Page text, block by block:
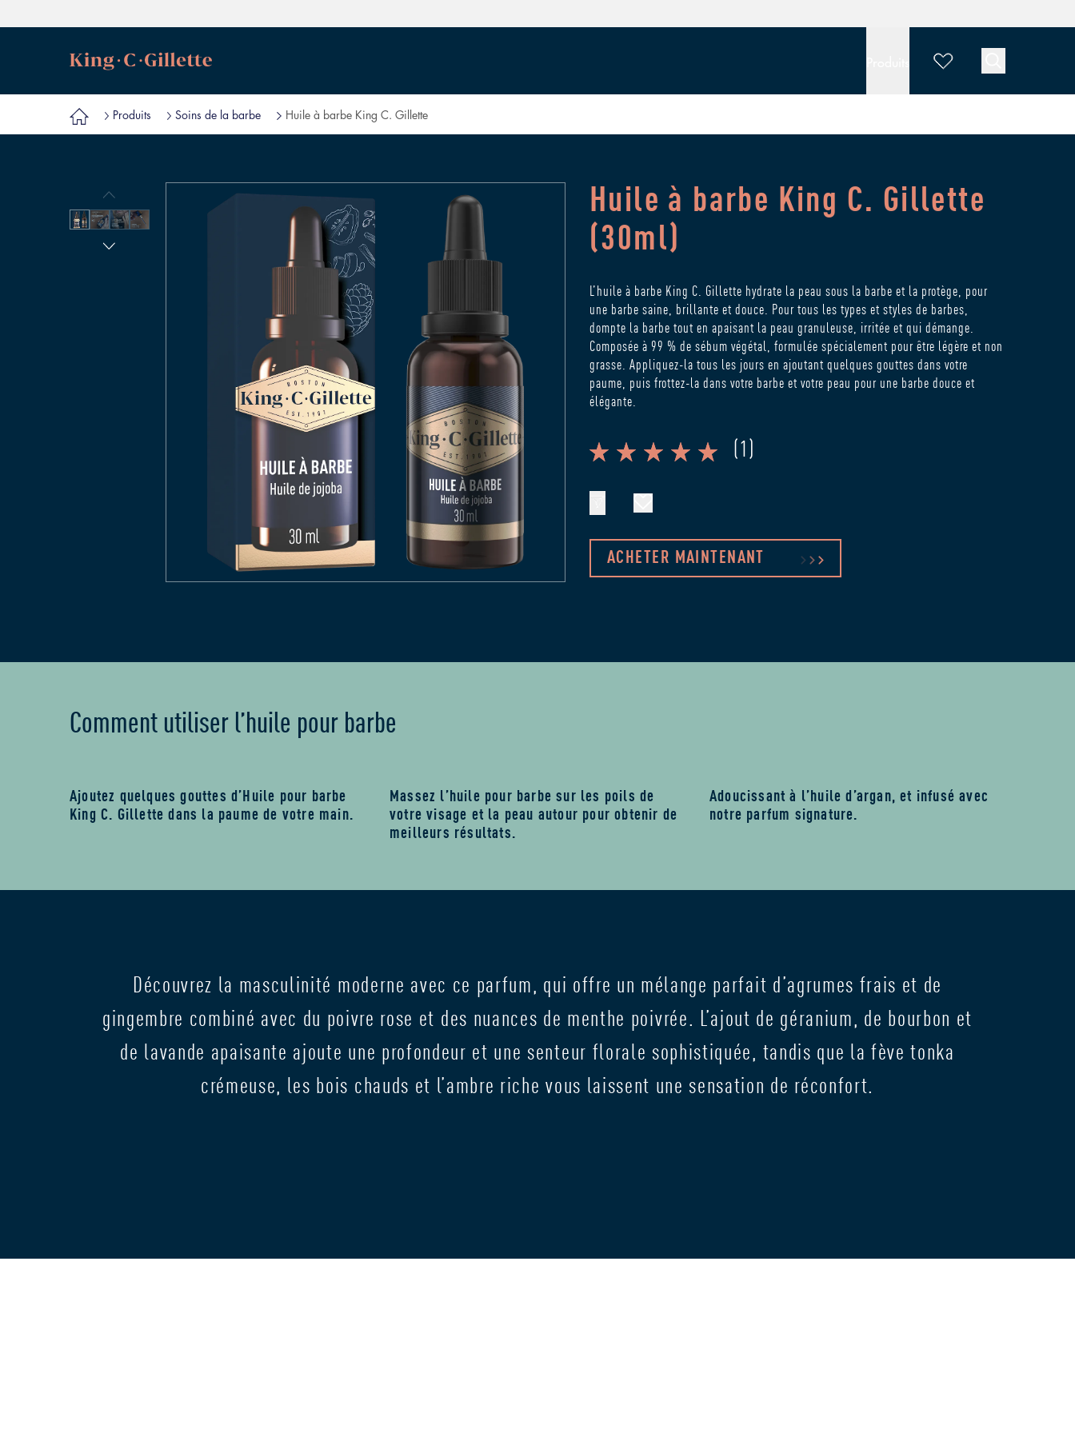
Produits Soins de la barbe Huile à barbe King C. Gillette
Huile à barbe King C. Gillette
(30ml)
L’huile à barbe King C. Gillette hydrate la peau sous la barbe et la protège, pour
une barbe saine, brillante et douce. Pour tous les types et styles de barbes,
dompte la barbe tout en apaisant la peau granuleuse, irritée et qui démange.
Composée à 99 % de sébum végétal, formulée spécialement pour être légère et non
grasse. Appliquez-la tous les jours en ajoutant quelques gouttes dans votre
paume, puis frottez-la dans votre barbe et votre peau pour une barbe douce et
élégante.
(1 )
ACHETER MAINTENANT
Comment utiliser l’huile pour barbe
Ajoutez quelques gouttes d’Huile pour barbe
King C. Gillette dans la paume de votre main.
Massez l’huile pour barbe sur les poils de
votre visage et la peau autour pour obtenir de
meilleurs résultats.
Adoucissant à l’huile d’argan, et infusé avec
notre parfum signature.
Découvrez la masculinité moderne avec ce parfum, qui offre un mélange parfait d’agrumes frais et de
gingembre combiné avec du poivre rose et des nuances de menthe poivrée. L’ajout de géranium, de bourbon et
de lavande apaisante ajoute une profondeur et une senteur florale sophistiquée, tandis que la fève tonka
crémeuse, les bois chauds et l’ambre riche vous laissent une sensation de réconfort.